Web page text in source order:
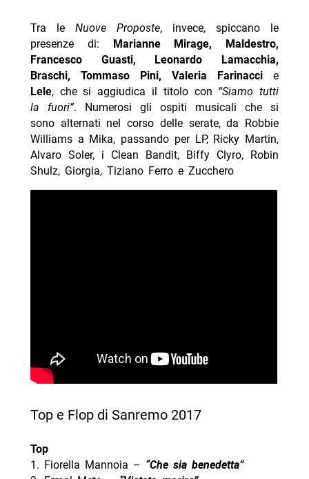
Tra le Nuove Proposte, invece, spiccano le
presenze di:
Marianne Mirage, Maldestro,
Francesco Guasti, Leonardo Lamacchia,
Braschi, Tommaso Pini,
Valeria Farinacci e
Lele, che si aggiudica il titolo con “Siamo tutti
la fuori”. Numerosi gli ospiti musicali che si
sono alternati nel corso delle serate, da Robbie
Williams a Mika, passando per LP, Ricky Martin,
Alvaro Soler, i Clean Bandit, Biffy Clyro, Robin
Shulz, Giorgia, Tiziano Ferro e Zucchero
Top e Flop di Sanremo 2017
Top
1. Fiorella Mannoia – “Che sia benedetta”